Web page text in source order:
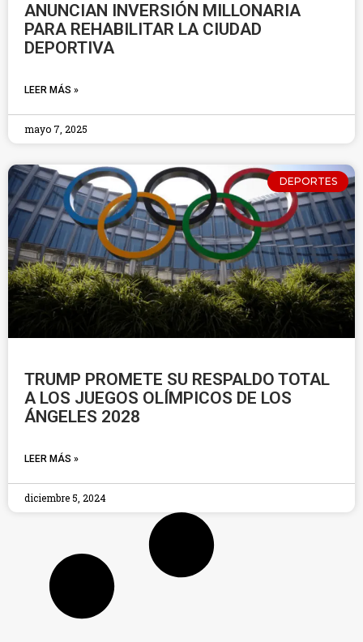
ANUNCIAN INVERSIÓN MILLONARIA
PARA REHABILITAR LA CIUDAD
DEPORTIVA
LEER MÁS »
mayo 7, 2025
DEPORTES
TRUMP PROMETE SU RESPALDO TOTAL
A LOS JUEGOS OLÍMPICOS DE LOS
ÁNGELES 2028
LEER MÁS »
diciembre 5, 2024